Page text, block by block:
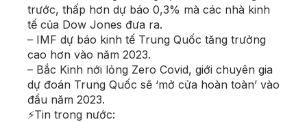
trước, thấp hơn dự báo 0,3% mà các nhà kinh
tế của Dow Jones đưa ra.
– IMF dự báo kinh tế Trung Quốc tăng trưởng
cao hơn vào năm 2023.
– Bắc Kinh nới lỏng Zero Covid, giới chuyên gia
dự đoán Trung Quốc sẽ ‘mở cửa hoàn toàn’ vào
đầu năm 2023.
⚡Tin trong nước: